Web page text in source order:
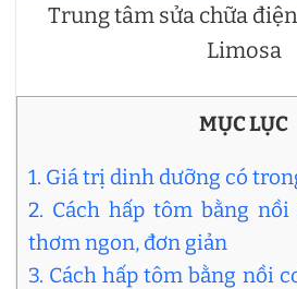
Trung tâm sửa chữa
Limosa
MỤC LỤC
1. Giá trị dinh dưỡng có
2. Cách hấp tôm bằng
thơm ngon, đơn giản
3. Cách hấp tôm bằng nồi